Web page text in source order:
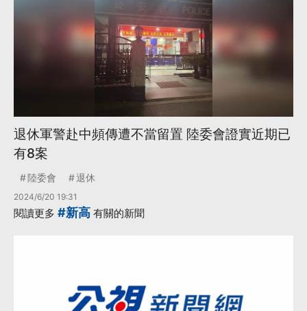
退休軍警赴中頻傳遭不當留置 陸委會證實近期已
有8案
陸委會 退休
2024/6/20 19:31
閱讀更多 #新高 有關的新聞